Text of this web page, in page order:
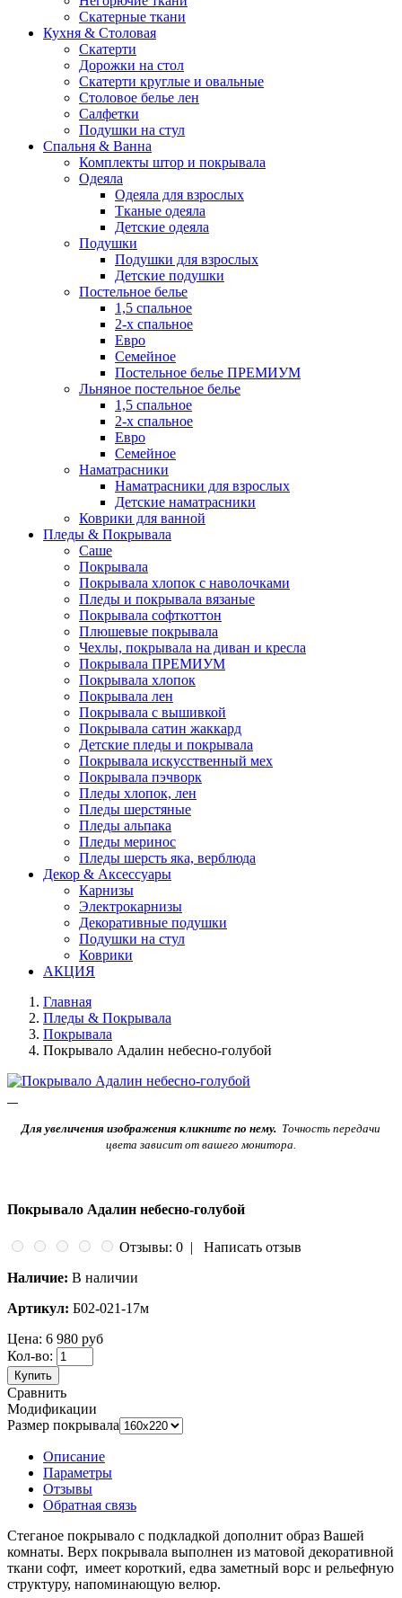
Скатерные ткани
Кухня & Столовая
Скатерти
Дорожки на стол
Скатерти круглые и овальные
Столовое белье лен
Салфетки
Подушки на стул
Спальня & Ванна
Комплекты штор и покрывала
Одеяла
Одеяла для взрослых
Тканые одеяла
Детские одеяла
Подушки
Подушки для взрослых
Детские подушки
Постельное белье
1,5 спальное
2-х спальное
Евро
Семейное
Постельное белье ПРЕМИУМ
Льняное постельное белье
1,5 спальное
2-х спальное
Евро
Семейное
Наматрасники
Наматрасники для взрослых
Детские наматрасники
Коврики для ванной
Пледы & Покрывала
Саше
Покрывала
Покрывала хлопок с наволочками
Пледы и покрывала вязаные
Покрывала софткоттон
Плюшевые покрывала
Чехлы, покрывала на диван и кресла
Покрывала ПРЕМИУМ
Покрывала хлопок
Покрывала лен
Покрывала с вышивкой
Покрывала сатин жаккард
Детские пледы и покрывала
Покрывала искусственный мех
Покрывала пэчворк
Пледы хлопок, лен
Пледы шерстяные
Пледы альпака
Пледы меринос
Пледы шерсть яка, верблюда
Декор & Аксессуары
Карнизы
Электрокарнизы
Декоративные подушки
Подушки на стул
Коврики
АКЦИЯ
Главная
Пледы & Покрывала
Покрывала
Покрывало Адалин небесно-голубой
Для увеличения изображения кликните по нему. Точность передачи
цвета зависит от вашего монитора.
Покрывало Адалин небесно-голубой
Отзывы: 0 | Написать отзыв
Наличие: В наличии
Артикул: Б02-021-17м
Цена: 6 980 руб
Кол-во:
Купить
Сравнить
Модификации
Размер покрывала
Описание
Параметры
Отзывы
Обратная связь
Стеганое покрывало с подкладкой дополнит образ Вашей
комнаты. Верх покрывала выполнен из матовой декоративной
ткани софт, имеет короткий, едва заметный ворс и рельефную
структуру, напоминающую велюр.